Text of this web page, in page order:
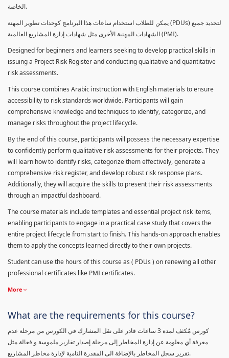
الخاصة.
يمكن للطلاب استخدام ساعات هذا البرنامج كوحدات تطوير المهنة (PDUs) لتجديد جميع
الشهادات المهنية الأخرى مثل شهادات إدارة المشاريع العالمية (PMI).
Designed for beginners and learners seeking to develop practical skills in
issuing a Project Risk Register and conducting qualitative and quantitative
risk assessments.
This course combines Arabic instruction with English materials to ensure
accessibility to risk standards worldwide. Participants will gain
comprehensive knowledge and techniques to identify, categorize, and
manage risks throughout the project lifecycle.
By the end of this course, participants will possess the necessary expertise
to confidently perform qualitative risk assessments for their projects. They
will learn how to identify risks, categorize them effectively, generate a
comprehensive risk register, and develop robust risk response plans.
Additionally, they will acquire the skills to present their risk assessments
through an impactful dashboard.
The course materials include templates and essential project risk items,
enabling participants to engage in a practical case study that covers the
entire project lifecycle from start to finish. This hands-on approach enables
them to apply the concepts learned directly to their own projects.
Student can use the hours of this course as ( PDUs ) on renewing all other
professional certificates like PMI certificates.
More
What are the requirements for this course?
كورس مٌكثف لمدة 3 ساعات قادر على نقل المشارك في الكورس من مرحلة عدم
معرفة أي معلومة عن إدارة المخاطر إلى مرحلة إصدار تقارير ملموسة و فعالة مثل
تقرير سجل المخاطر بالإضافة الى المقدرة التامية لإدارة مخاطر المشاريع.